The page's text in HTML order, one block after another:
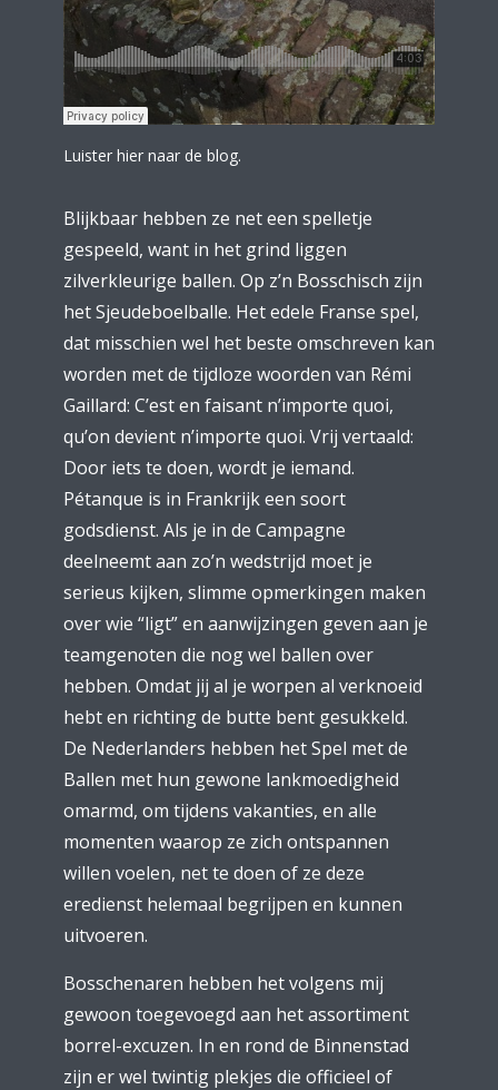
Luister hier naar de blog.
Blijkbaar hebben ze net een spelletje
gespeeld, want in het grind liggen
zilverkleurige ballen. Op z’n Bosschisch zijn
het Sjeudeboelballe. Het edele Franse spel,
dat misschien wel het beste omschreven kan
worden met de tijdloze woorden van Rémi
Gaillard: C’est en faisant n’importe quoi,
qu’on devient n’importe quoi. Vrij vertaald:
Door iets te doen, wordt je iemand.
Pétanque is in Frankrijk een soort
godsdienst. Als je in de Campagne
deelneemt aan zo’n wedstrijd moet je
serieus kijken, slimme opmerkingen maken
over wie “ligt” en aanwijzingen geven aan je
teamgenoten die nog wel ballen over
hebben. Omdat jij al je worpen al verknoeid
hebt en richting de butte bent gesukkeld.
De Nederlanders hebben het Spel met de
Ballen met hun gewone lankmoedigheid
omarmd, om tijdens vakanties, en alle
momenten waarop ze zich ontspannen
willen voelen, net te doen of ze deze
eredienst helemaal begrijpen en kunnen
uitvoeren.
Bosschenaren hebben het volgens mij
gewoon toegevoegd aan het assortiment
borrel-excuzen. In en rond de Binnenstad
zijn er wel twintig plekjes die officieel of